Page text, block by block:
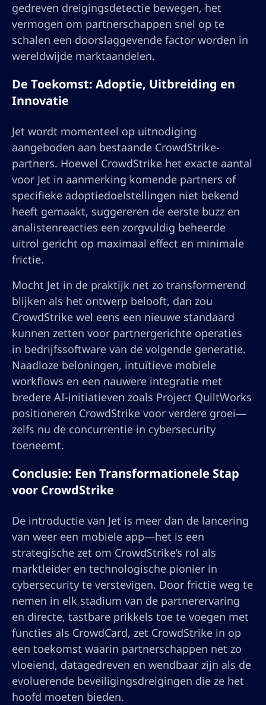
gedreven dreigingsdetectie bewegen, het
vermogen om partnerschappen snel op te
schalen een doorslaggevende factor worden in
wereldwijde marktaandelen.
De Toekomst: Adoptie, Uitbreiding en
Innovatie
Jet wordt momenteel op uitnodiging
aangeboden aan bestaande CrowdStrike-
partners. Hoewel CrowdStrike het exacte aantal
voor Jet in aanmerking komende partners of
specifieke adoptiedoelstellingen niet bekend
heeft gemaakt, suggereren de eerste buzz en
analistenreacties een zorgvuldig beheerde
uitrol gericht op maximaal effect en minimale
frictie.
Mocht Jet in de praktijk net zo transformerend
blijken als het ontwerp belooft, dan zou
CrowdStrike wel eens een nieuwe standaard
kunnen zetten voor partnergerichte operaties
in bedrijfssoftware van de volgende generatie.
Naadloze beloningen, intuïtieve mobiele
workflows en een nauwere integratie met
bredere AI-initiatieven zoals Project QuiltWorks
positioneren CrowdStrike voor verdere groei—
zelfs nu de concurrentie in cybersecurity
toeneemt.
Conclusie: Een Transformationele Stap
voor CrowdStrike
De introductie van Jet is meer dan de lancering
van weer een mobiele app—het is een
strategische zet om CrowdStrike’s rol als
marktleider en technologische pionier in
cybersecurity te verstevigen. Door frictie weg te
nemen in elk stadium van de partnerervaring
en directe, tastbare prikkels toe te voegen met
functies als CrowdCard, zet CrowdStrike in op
een toekomst waarin partnerschappen net zo
vloeiend, datagedreven en wendbaar zijn als de
evoluerende beveiligingsdreigingen die ze het
hoofd moeten bieden.